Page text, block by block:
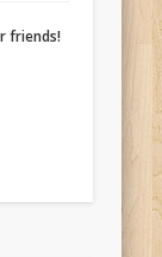
friends!